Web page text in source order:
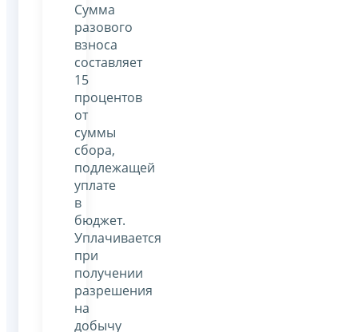
Сумма
разового
взноса
составляет
15
процентов
от
суммы
сбора,
подлежащей
уплате
в
бюджет.
Уплачивается
при
получении
разрешения
на
добычу